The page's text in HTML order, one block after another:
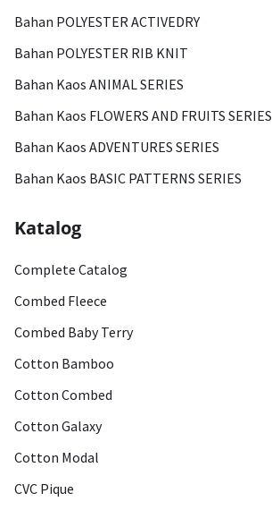
Bahan POLYESTER ACTIVEDRY
Bahan POLYESTER RIB KNIT
Bahan Kaos ANIMAL SERIES
Bahan Kaos FLOWERS AND FRUITS SERIES
Bahan Kaos ADVENTURES SERIES
Bahan Kaos BASIC PATTERNS SERIES
Katalog
Complete Catalog
Combed Fleece
Combed Baby Terry
Cotton Bamboo
Cotton Combed
Cotton Galaxy
Cotton Modal
CVC Pique